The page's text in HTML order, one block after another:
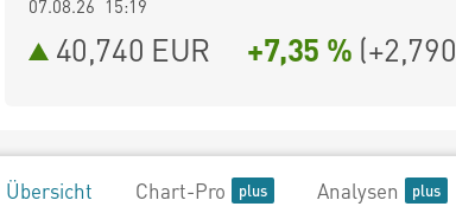
07.08.26 15:19
40,740 EUR +7,35 % (+2,790
Übersicht Chart-Pro Analysen